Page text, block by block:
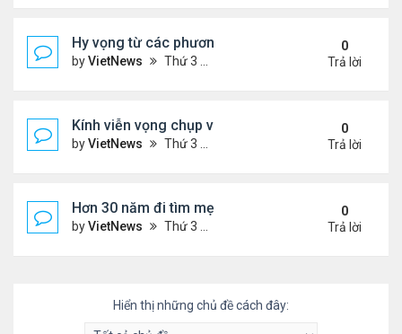
Hy vọng từ các phương pháp ghép tạng mới
byVietNews Thứ 3 Tháng 3 22, 2022 1:18 pm
0
Trả lời
Kính viễn vọng chụp vòng tròn bí ẩn
byVietNews Thứ 3 Tháng 3 22, 2022 1:15 pm
0
Trả lời
Hơn 30 năm đi tìm mẹ của đứa con bị trao nhầm
byVietNews Thứ 3 Tháng 3 22, 2022 1:12 pm
0
Trả lời
Hiển thị những chủ đề cách đây: